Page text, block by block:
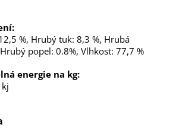
%, Hrubý tuk: 8,3 %, Hrubá
popel: 0.8%, Vlhkost: 77,7 %
energie na kg: